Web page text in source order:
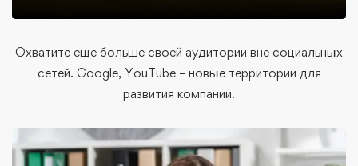
Охватите еще больше своей аудитории вне социальных
сетей. Google, YouTube – новые территории для
развития компании.